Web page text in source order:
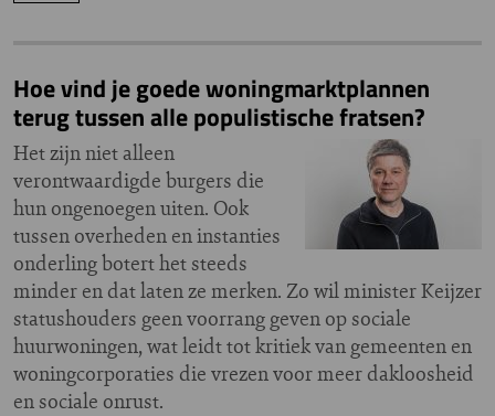
Hoe vind je goede woningmarktplannen
terug tussen alle populistische fratsen?
Het zijn niet alleen
verontwaardigde burgers die
hun ongenoegen uiten. Ook
tussen overheden en instanties
onderling botert het steeds
minder en dat laten ze merken. Zo wil minister Keijzer
statushouders geen voorrang geven op sociale
huurwoningen, wat leidt tot kritiek van gemeenten en
woningcorporaties die vrezen voor meer dakloosheid
en sociale onrust.